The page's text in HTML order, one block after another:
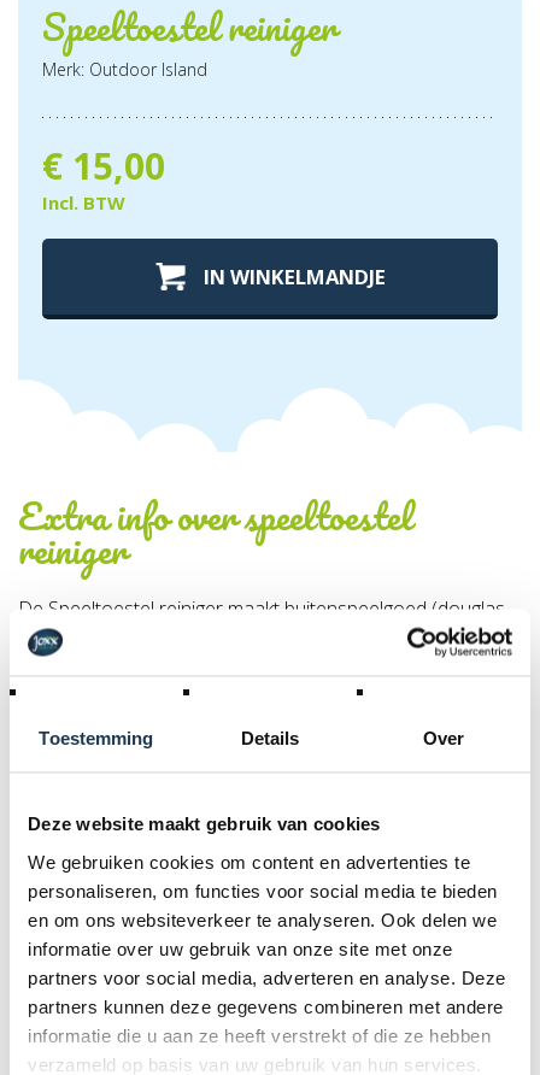
Toestemming Details Over
Deze website maakt gebruik van cookies
We gebruiken cookies om content en advertenties te
personaliseren, om functies voor social media te bieden
en om ons websiteverkeer te analyseren. Ook delen we
informatie over uw gebruik van onze site met onze
partners voor social media, adverteren en analyse. Deze
partners kunnen deze gegevens combineren met andere
informatie die u aan ze heeft verstrekt of die ze hebben
verzameld op basis van uw gebruik van hun services.
Speeltoestel reiniger
Merk: Outdoor Island
€ 15,00
Incl. BTW
IN WINKELMANDJE
Extra info overspeeltoestel
reiniger
De Speeltoestel reiniger maakt buitenspeelgoed (douglas
hout, plastic, metaal, RVS) hygiënigsch & VEILIG schoon.
oppervlak goed in. Neem daarna af met overvloedig
Wat maat deze in huisgemaakte reiniger zo uniek?
- Duurzame leefomgeving
- NATUURLIJKE ingrediënten (niet genetisch
gemanipuleerd)
- Bevatten geen parabenen, conserverings- of
verdikkingsmiddelen
- Eerlijke rpijs en eerlijk product
- Veilig en zuinig